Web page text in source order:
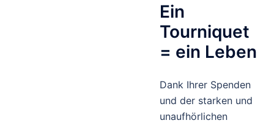
Ein
Tourniquet
= ein Leben
Dank Ihrer Spenden
und der starken und
unaufhörlichen